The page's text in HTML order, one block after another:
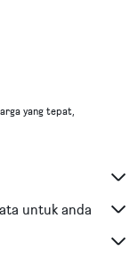
yang tepat,
untuk anda